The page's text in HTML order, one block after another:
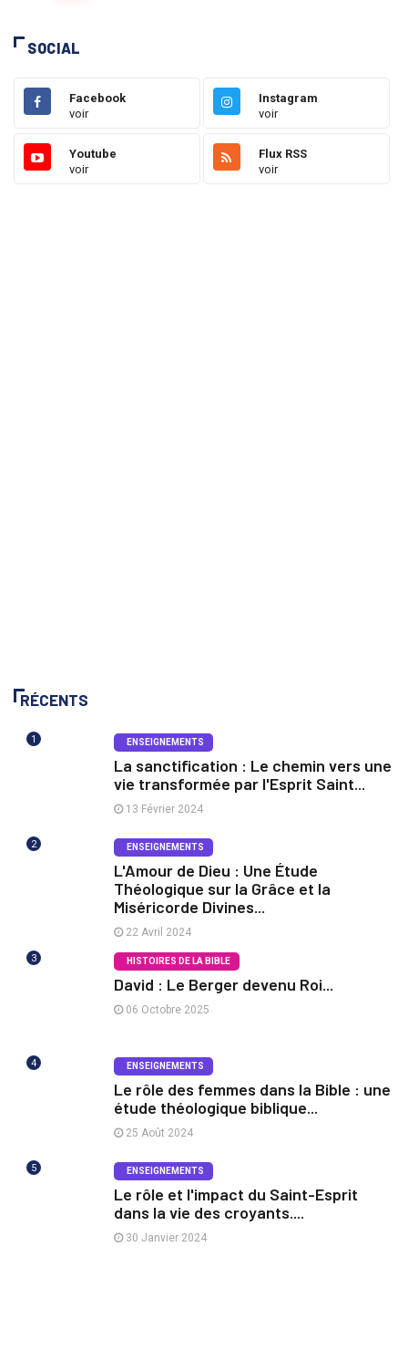
SOCIAL
Facebook
voir
Instagram
voir
Youtube
voir
Flux RSS
voir
RÉCENTS
1 ENSEIGNEMENTS
La sanctification : Le chemin vers une
vie transformée par l'Esprit Saint...
13 Février 2024
2 ENSEIGNEMENTS
L'Amour de Dieu : Une Étude
Théologique sur la Grâce et la
Miséricorde Divines...
22 Avril 2024
3 HISTOIRES DE LA BIBLE
David : Le Berger devenu Roi...
06 Octobre 2025
4 ENSEIGNEMENTS
Le rôle des femmes dans la Bible : une
étude théologique biblique...
25 Août 2024
5 ENSEIGNEMENTS
Le rôle et l'impact du Saint-Esprit
dans la vie des croyants....
30 Janvier 2024